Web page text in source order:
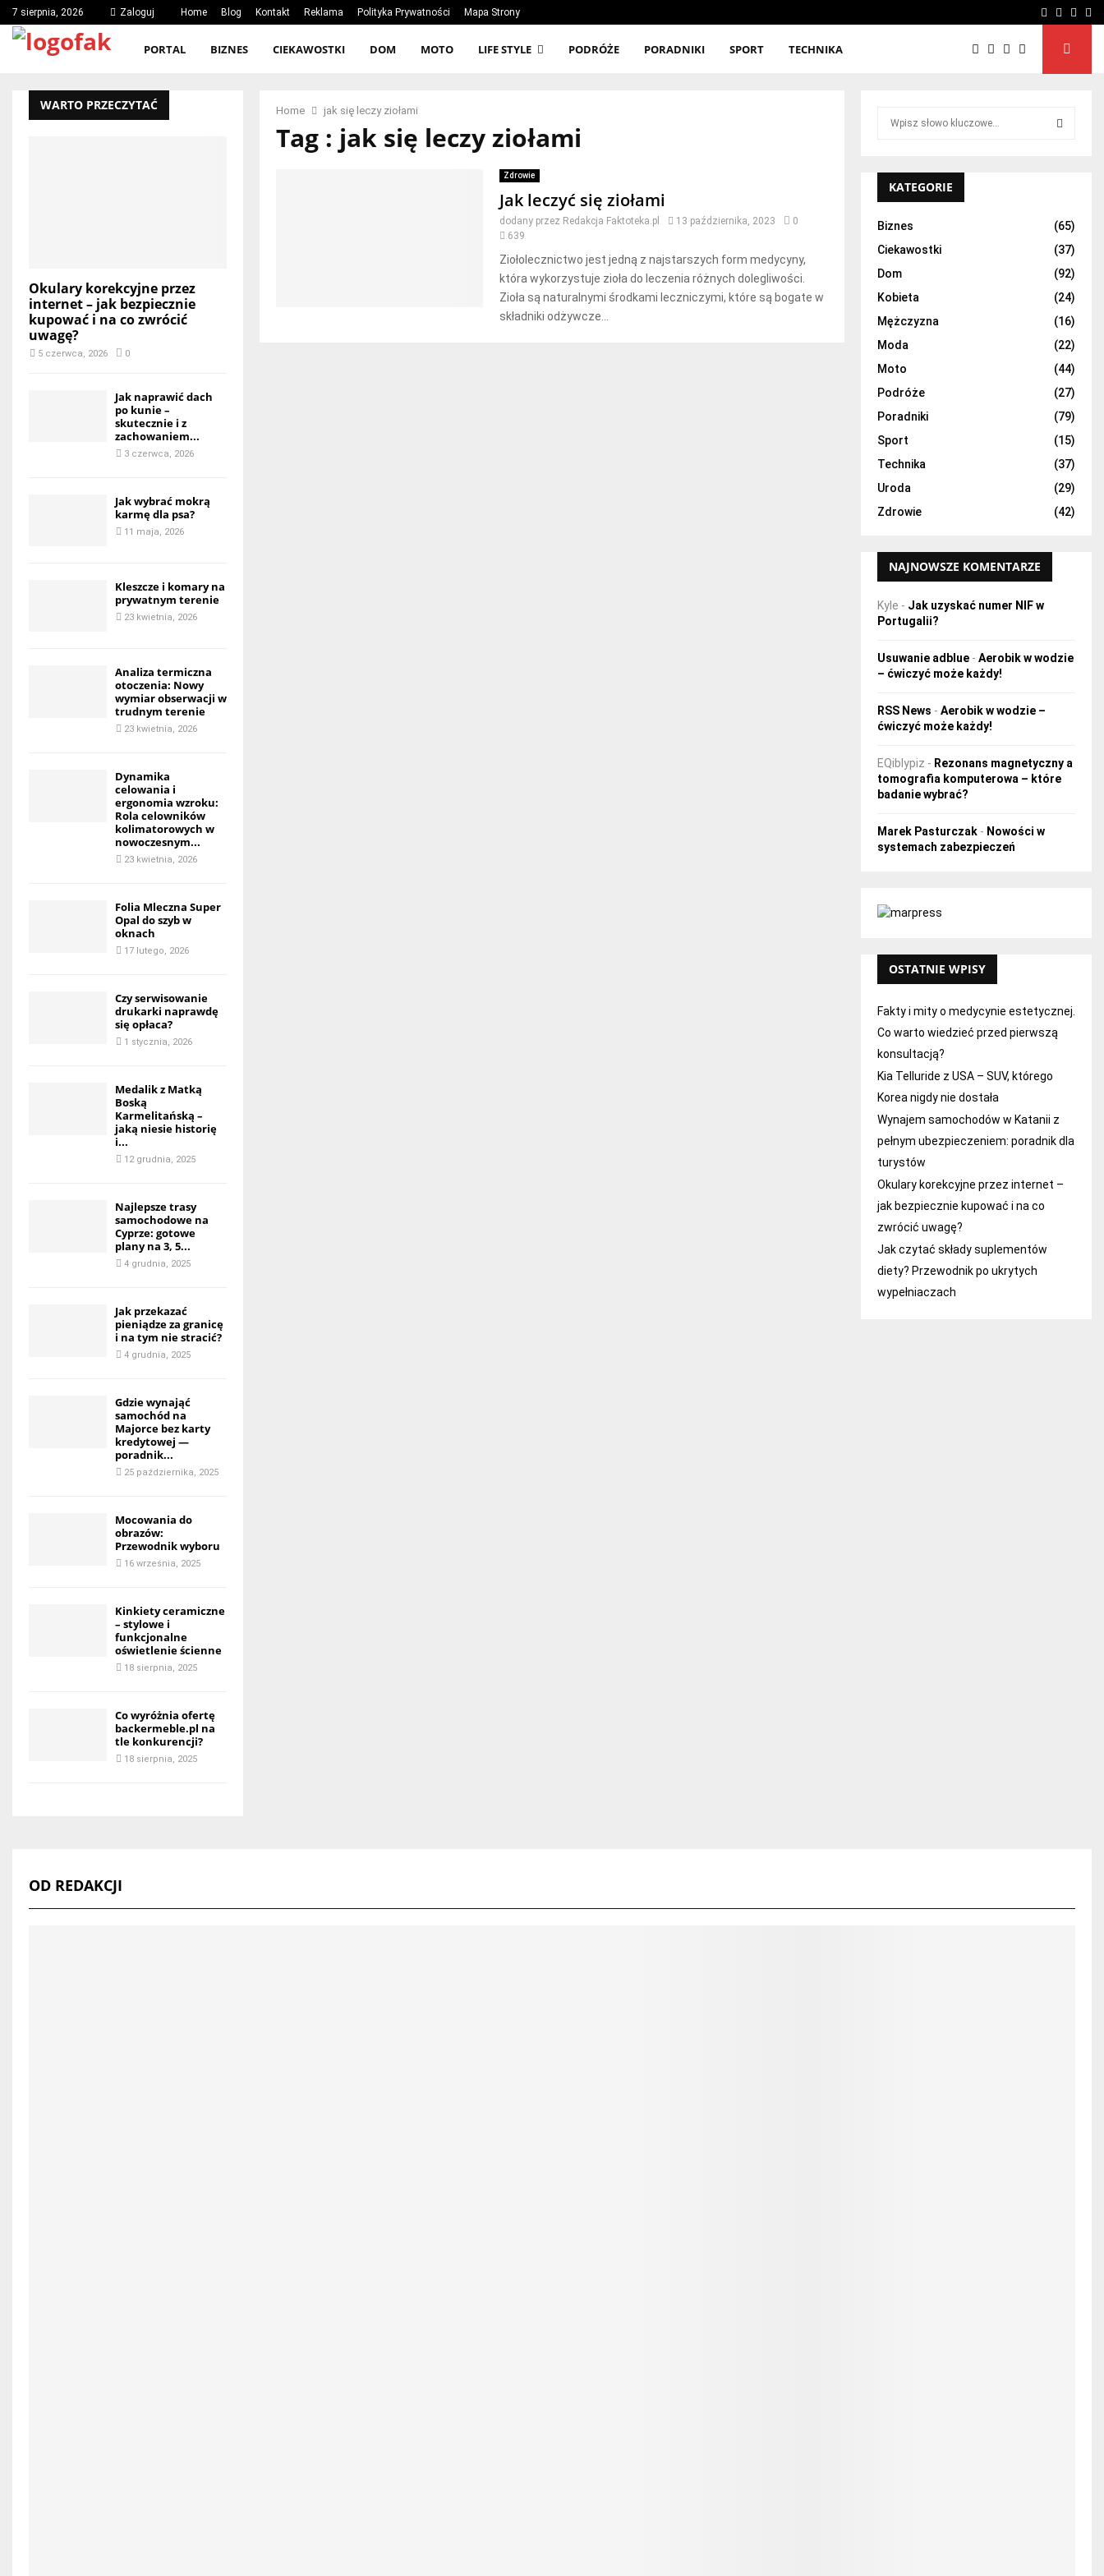
7 sierpnia, 2026 Zaloguj Home Blog Kontakt Reklama Polityka Prywatności Mapa Strony Facebook
Twitter
PORTAL BIZNES CIEKAWOSTKI DOM MOTO LIFE STYLE PODRÓŻE PORADNIKI SPORT TECHNIKA
Home jak się leczy ziołami
Tag : jak się leczy ziołami
Zdrowie
Jak leczyć się ziołami
dodany przez Redakcja Faktoteka.pl 13 października, 2023
0
639
Ziołolecznictwo jest jedną z najstarszych form medycyny,
która wykorzystuje zioła do leczenia różnych dolegliwości.
Zioła są naturalnymi środkami leczniczymi, które są bogate w
składniki odżywcze...
WARTO PRZECZYTAĆ
Okulary korekcyjne przez
internet – jak bezpiecznie
kupować i na co zwrócić
uwagę?
5 czerwca, 2026 0
Jak naprawić dach
po kunie –
skutecznie i z
zachowaniem...
3 czerwca, 2026
Jak wybrać mokrą
karmę dla psa?
11 maja, 2026
Kleszcze i komary na
prywatnym terenie
23 kwietnia, 2026
Analiza termiczna
otoczenia: Nowy
wymiar obserwacji w
trudnym terenie
23 kwietnia, 2026
Dynamika
celowania i
ergonomia wzroku:
Rola celowników
kolimatorowych w
nowoczesnym...
23 kwietnia, 2026
Folia Mleczna Super
Opal do szyb w
oknach
17 lutego, 2026
Czy serwisowanie
drukarki naprawdę
się opłaca?
1 stycznia, 2026
Medalik z Matką
Boską
Karmelitańską –
jaką niesie historię
i...
12 grudnia, 2025
Najlepsze trasy
samochodowe na
Cyprze: gotowe
plany na 3, 5...
4 grudnia, 2025
Jak przekazać
pieniądze za granicę
i na tym nie stracić?
4 grudnia, 2025
Gdzie wynająć
samochód na
Majorce bez karty
kredytowej —
poradnik...
25 października, 2025
Mocowania do
obrazów:
Przewodnik wyboru
16 września, 2025
Kinkiety ceramiczne
– stylowe i
funkcjonalne
oświetlenie ścienne
18 sierpnia, 2025
Co wyróżnia ofertę
backermeble.pl na
tle konkurencji?
18 sierpnia, 2025
h
f
r
:
A
R
H
KATEGORIE
Biznes
(65)
Ciekawostki
(37)
Dom
(92)
Kobieta
(24)
Mężczyzna
(16)
Moda
(22)
Moto
(44)
Podróże
(27)
Poradniki
(79)
Sport
(15)
Technika
(37)
Uroda
(29)
Zdrowie
(42)
NAJNOWSZE KOMENTARZE
Kyle - Jak uzyskać numer NIF w
Portugalii?
Usuwanie adblue- Aerobik w wodzie
– ćwiczyć może każdy!
RSS News - Aerobik w wodzie –
ćwiczyć może każdy!
EQiblypiz - Rezonans magnetyczny a
tomografia komputerowa – które
badanie wybrać?
Marek Pasturczak- Nowości w
systemach zabezpieczeń
OSTATNIE WPISY
Fakty i mity o medycynie estetycznej.
Co warto wiedzieć przed pierwszą
konsultacją?
Kia Telluride z USA – SUV, którego
Korea nigdy nie dostała
Wynajem samochodów w Katanii z
pełnym ubezpieczeniem: poradnik dla
turystów
Okulary korekcyjne przez internet –
jak bezpiecznie kupować i na co
zwrócić uwagę?
Jak czytać składy suplementów
diety? Przewodnik po ukrytych
wypełniaczach
OD REDAKCJI